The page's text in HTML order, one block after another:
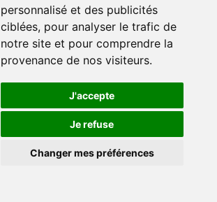
personnalisé et des publicités
ciblées, pour analyser le trafic de
notre site et pour comprendre la
provenance de nos visiteurs.
J'accepte
Je refuse
Changer mes préférences
personnalisé et des publicités
ciblées, pour analyser le trafic de
notre site et pour comprendre la
provenance de nos visiteurs.
J'accepte
Je refuse
Changer mes préférences